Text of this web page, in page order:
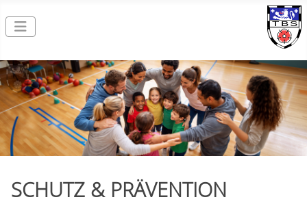
SCHUTZ & PRÄVENTION